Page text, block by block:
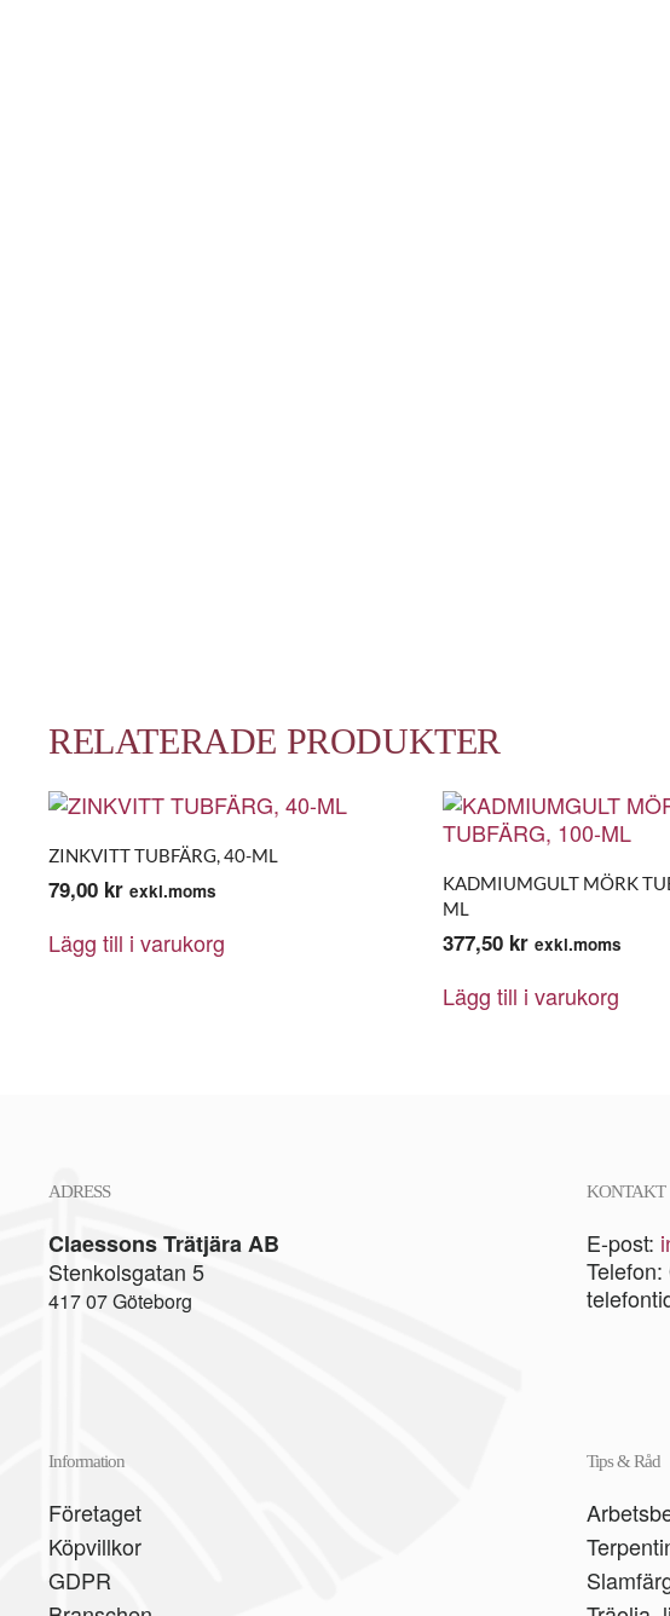
RELATERADE PRODUKTER
ZINKVITT TUBFÄRG, 40-ML
79,00 kr exkl.moms
Lägg till i varukorg
KADMIUMGULT MÖRK
ML
377,50 kr exkl.moms
Lägg till i varukorg
ADRESS
Claessons Trätjära AB
Stenkolsgatan 5
417 07 Göteborg
KONTAKT
E-post:
Information
Företaget
Köpvillkor
GDPR
Tips & Råd